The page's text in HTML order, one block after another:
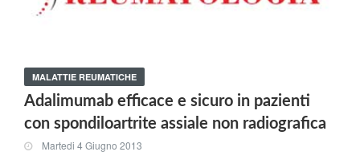
MALATTIE REUMATICHE
Adalimumab efficace e sicuro in pazienti
con spondiloartrite assiale non radiografica
Martedi 4 Giugno 2013